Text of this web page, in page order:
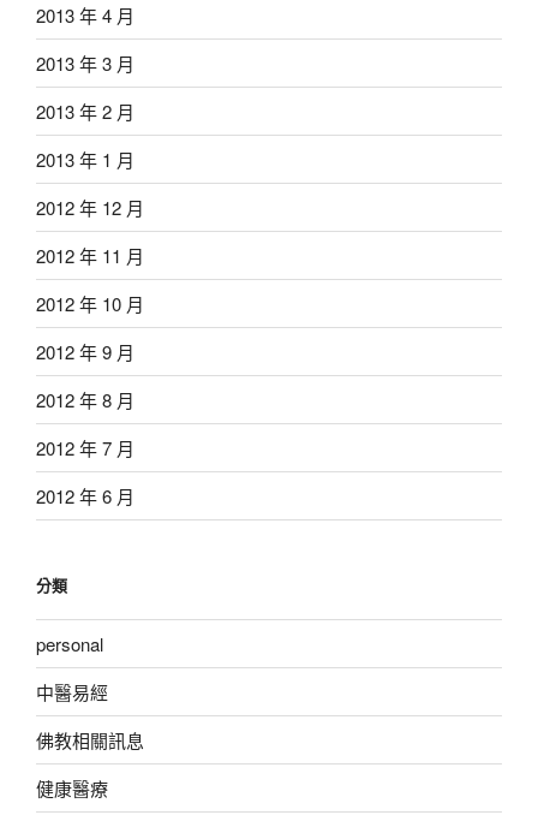
2013 年 4 月
2013 年 3 月
2013 年 2 月
2013 年 1 月
2012 年 12 月
2012 年 11 月
2012 年 10 月
2012 年 9 月
2012 年 8 月
2012 年 7 月
2012 年 6 月
分類
personal
中醫易經
佛教相關訊息
健康醫療